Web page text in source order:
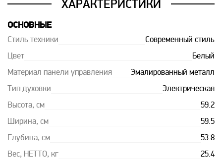
ХАРАКТЕРИСТИКИ
ОСНОВНЫЕ
Стиль техники Современный стиль
Цвет Белый
Материал панели управления Эмалированный металл
Тип духовки Электрическая
Высота, см 59.2
Ширина, см 59.5
Глубина, см 53.8
Вес, НЕТТО, кг 25.4